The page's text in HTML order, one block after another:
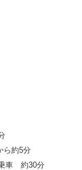
ら約5分
車 約30分